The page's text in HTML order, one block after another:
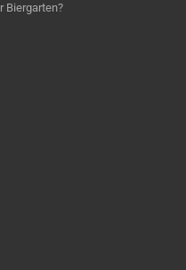
Biergarten?